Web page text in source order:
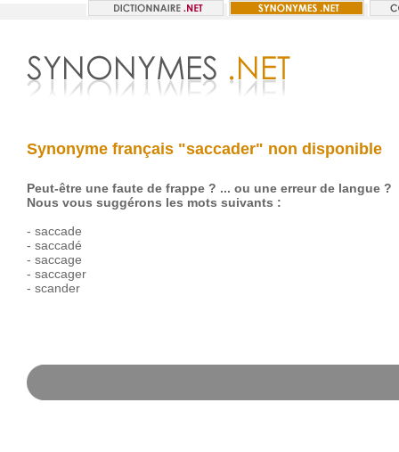
Synonyme français "saccader" non disponible
Peut-être une faute de frappe ? ... ou une erreur de langue ?
Nous vous suggérons les mots suivants :
- saccade
- saccadé
- saccage
- saccager
- scander